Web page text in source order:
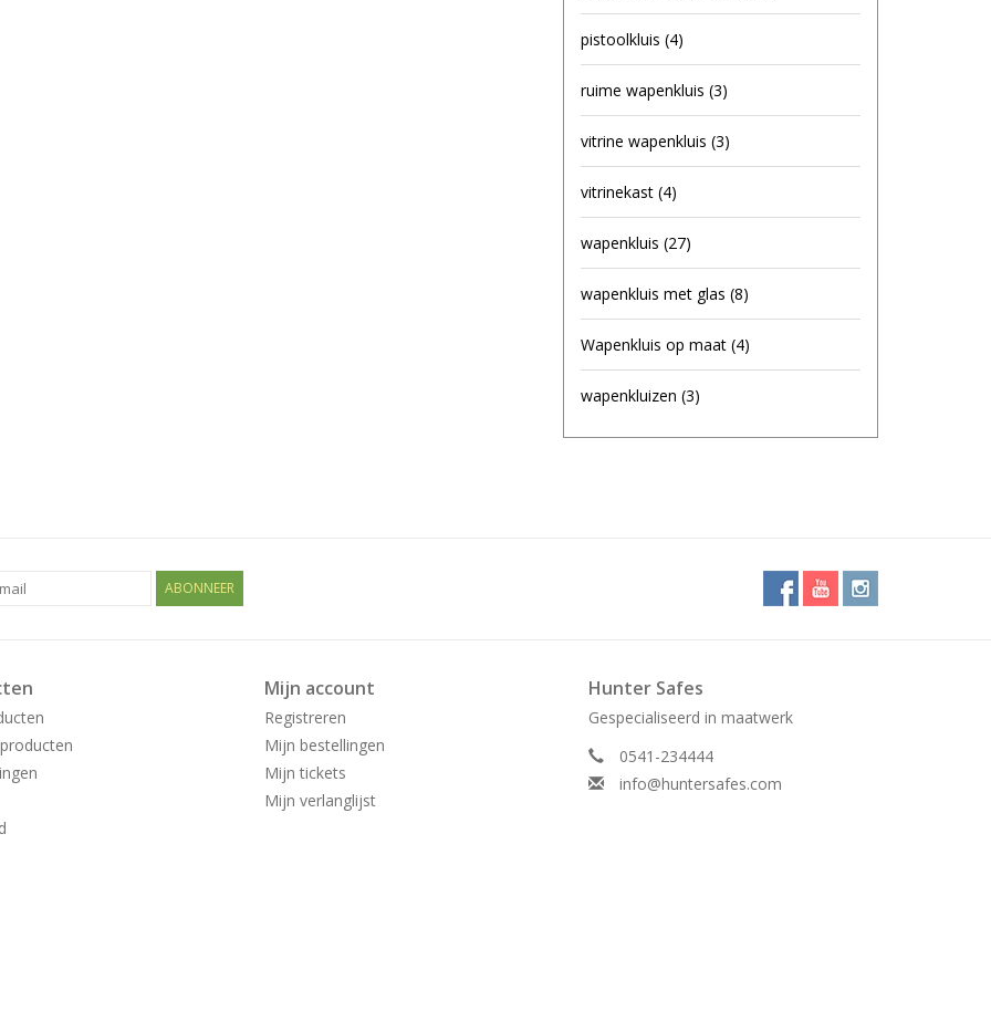
pistoolkluis (4)
ruime wapenkluis (3)
vitrine wapenkluis (3)
vitrinekast (4)
wapenkluis (27)
wapenkluis met glas (8)
Wapenkluis op maat (4)
wapenkluizen (3)
ABONNEER
Mijn account
Registreren
Mijn bestellingen
Mijn tickets
Mijn verlanglijst
Hunter Safes
Gespecialiseerd in maatwerk
0541-234444
info@huntersafes.com